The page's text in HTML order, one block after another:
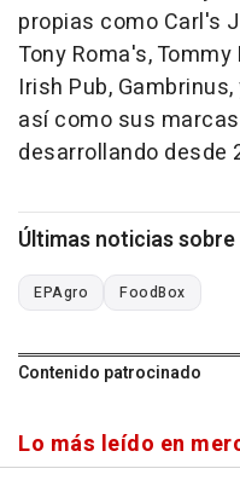
propias como Carl's
Tony Roma's,
Irish Pub,
así como sus
desarrollando desde
Últimas noticias
EPAgro FoodBox
Contenido patrocinado
Lo más leído en